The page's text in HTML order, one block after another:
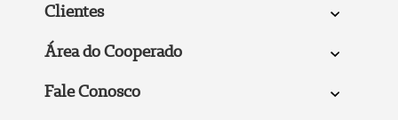
Clientes
Área do Cooperado
Fale Conosco